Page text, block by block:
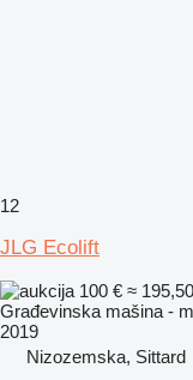
12
JLG Ecolift
100 € ≈
Građevinska mašina -
2019
Nizozemska, Sittard